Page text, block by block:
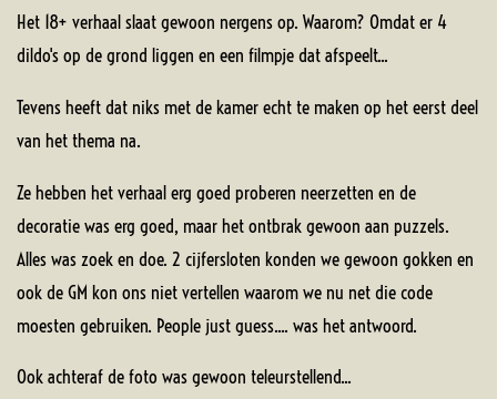
Het 18+ verhaal slaat gewoon nergens op. Waarom? Omdat er 4
dildo's op de grond liggen en een filmpje dat afspeelt...
Tevens heeft dat niks met de kamer echt te maken op het eerst deel
van het thema na.
Ze hebben het verhaal erg goed proberen neerzetten en de
decoratie was erg goed, maar het ontbrak gewoon aan puzzels.
Alles was zoek en doe. 2 cijfersloten konden we gewoon gokken en
ook de GM kon ons niet vertellen waarom we nu net die code
moesten gebruiken. People just guess.... was het antwoord.
Ook achteraf de foto was gewoon teleurstellend...